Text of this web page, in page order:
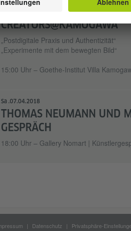
CREATORS@KAMOGAWA
„Postdigitale Praxis und Authentizität“
„Experimente mit dem bewegten Bild“
15:00 Uhr – Goethe-Institut Villa
Sa .07.04.2018
THOMAS NEUMANN UND
GESPRÄCH
18:00 Uhr – Gallery Nomart |
Datenschutz Privatsphäre-